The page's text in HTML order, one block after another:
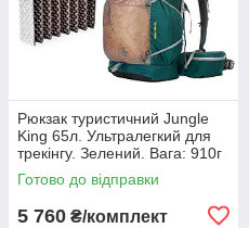
Рюкзак туристичний Jungle
King 65л. Ультралегкий для
трекінгу. Зелений. Вага: 910г
+ килимок
Готово до відправки
5 760 ₴/комплект